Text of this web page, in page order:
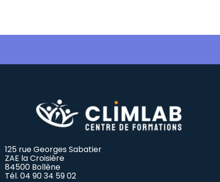
125 rue Georges Sabatier
ZAE la Croisière
84500 Bollène
Tél. 04 90 34 59 02